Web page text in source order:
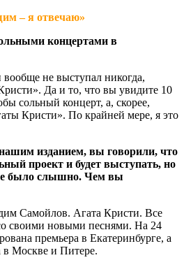
– я отвечаю»
концертами в
не выступал никогда,
Да и то, что вы увидите 10
сольный концерт, а, скорее,
Кристи». По крайней мере, я это
изданием, вы говорили, что
проект и будет выступать, но
было слышно. Чем вы
Самойлов. Агата Кристи. Все
своими новыми песнями. На 24
премьера в Екатеринбурге, а
в Москве и Питере.